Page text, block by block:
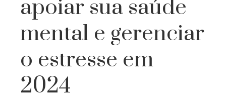
apoiar sua saúde
mental e gerenciar
o estresse em
2024